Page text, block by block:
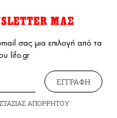
ΜΑΣ
σας μια επιλογή από τα
lifo.gr
ΕΓΓΡΑΦΗ
ΑΠΟΡΡΗΤΟΥ